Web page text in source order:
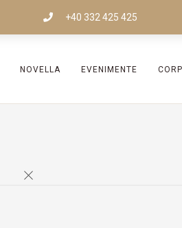
+40 332 425 425
NOVELLA EVENIMENTE